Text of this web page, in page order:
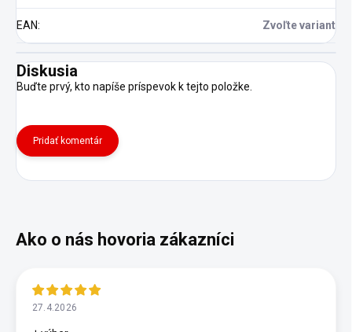
EAN: Zvoľte variant
Diskusia
Buďte prvý, kto napíše príspevok k tejto položke.
Pridať komentár
27.4.2026